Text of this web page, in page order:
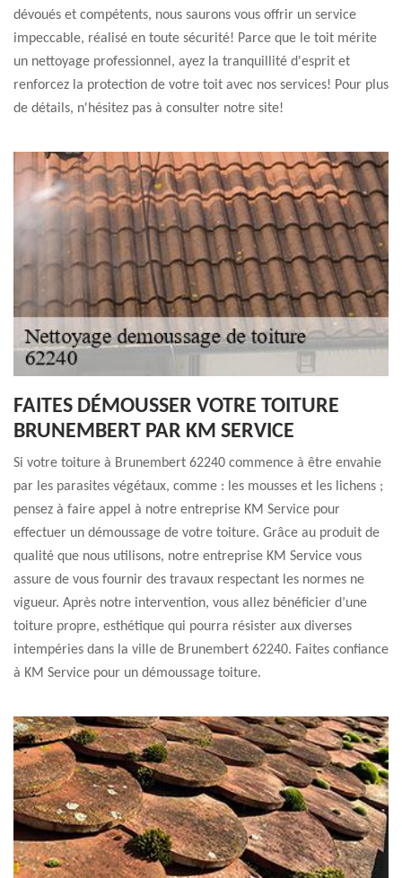
dévoués et compétents, nous saurons vous offrir un service
impeccable, réalisé en toute sécurité! Parce que le toit mérite
un nettoyage professionnel, ayez la tranquillité d'esprit et
renforcez la protection de votre toit avec nos services! Pour plus
de détails, n'hésitez pas à consulter notre site!
FAITES DÉMOUSSER VOTRE TOITURE
BRUNEMBERT PAR KM SERVICE
Si votre toiture à Brunembert 62240 commence à être envahie
par les parasites végétaux, comme : les mousses et les lichens ;
pensez à faire appel à notre entreprise KM Service pour
effectuer un démoussage de votre toiture. Grâce au produit de
qualité que nous utilisons, notre entreprise KM Service vous
assure de vous fournir des travaux respectant les normes ne
vigueur. Après notre intervention, vous allez bénéficier d’une
toiture propre, esthétique qui pourra résister aux diverses
intempéries dans la ville de Brunembert 62240. Faites confiance
à KM Service pour un démoussage toiture.